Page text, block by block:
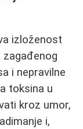
izloženost
i nepravilne
toksina u
kroz umor,
i,